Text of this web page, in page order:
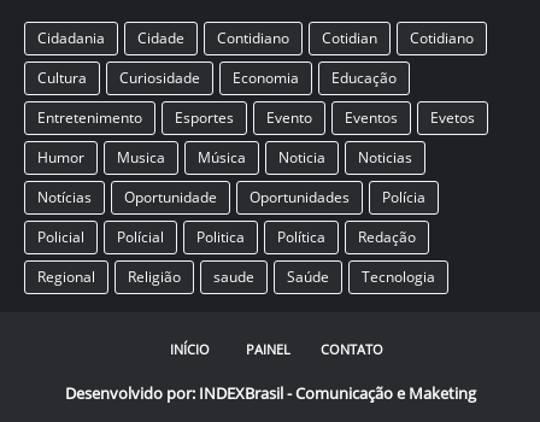
Cidadania Cidade Contidiano Cotidian
Cotidiano
Cultura
Curiosidade Economia
Educação
Entretenimento
Esportes Evento Eventos
Evetos
Humor
Musica Música Noticia
Noticias
Notícias
Oportunidade Oportunidades
Polícia
Policial
Polícial Politica Política
Redação
Regional
Religião saude Saúde Tecnologia
INÍCIO PAINEL CONTATO
Desenvolvido por: INDEXBrasil - Comunicação e Maketing